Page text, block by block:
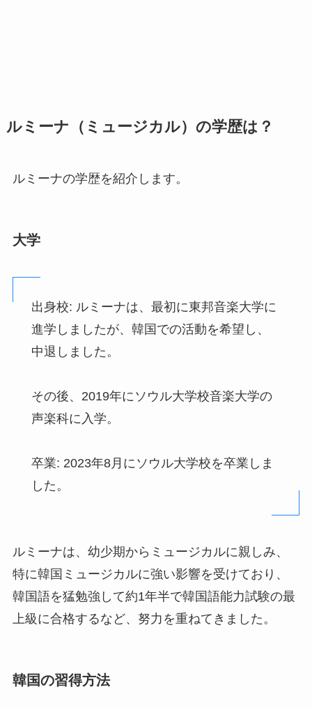
ルミーナ（ミュージカル）の学歴は？
ルミーナの学歴を紹介します。
大学
出身校: ルミーナは、最初に東邦音楽大学に
進学しましたが、韓国での活動を希望し、
中退しました。
その後、2019年にソウル大学校音楽大学の
声楽科に入学。
卒業: 2023年8月にソウル大学校を卒業しま
した。
ルミーナは、幼少期からミュージカルに親しみ、
特に韓国ミュージカルに強い影響を受けており、
韓国語を猛勉強して約1年半で韓国語能力試験の最
上級に合格するなど、努力を重ねてきました。
韓国の習得方法